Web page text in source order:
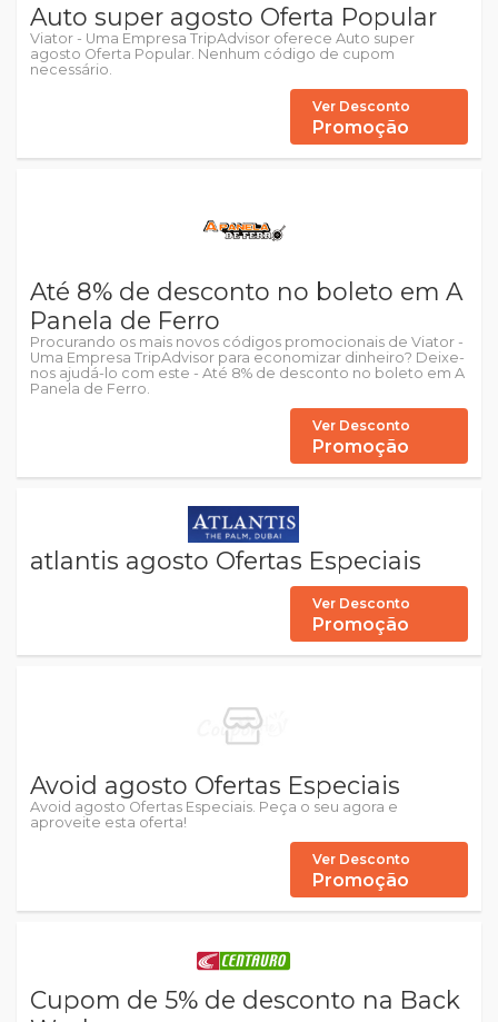
Auto super agosto Oferta Popular
Viator - Uma Empresa TripAdvisor oferece Auto super
agosto Oferta Popular. Nenhum código de cupom
necessário.
Ver Desconto
Promoção
Até 8% de desconto no boleto em A
Panela de Ferro
Procurando os mais novos códigos promocionais de Viator -
Uma Empresa TripAdvisor para economizar dinheiro? Deixe-
nos ajudá-lo com este - Até 8% de desconto no boleto em A
Panela de Ferro.
Ver Desconto
Promoção
atlantis agosto Ofertas Especiais
Ver Desconto
Promoção
Avoid agosto Ofertas Especiais
Avoid agosto Ofertas Especiais. Peça o seu agora e
aproveite esta oferta!
Ver Desconto
Promoção
Cupom de 5% de desconto na Back